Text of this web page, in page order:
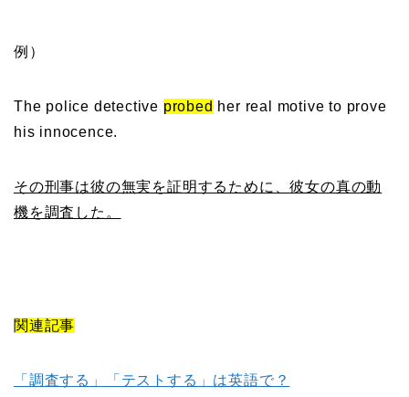
例）
The police detective probed her real motive to prove
his innocence.
その刑事は彼の無実を証明するために、彼女の真の動
機を調査した。
関連記事
「調査する」「テストする」は英語で？